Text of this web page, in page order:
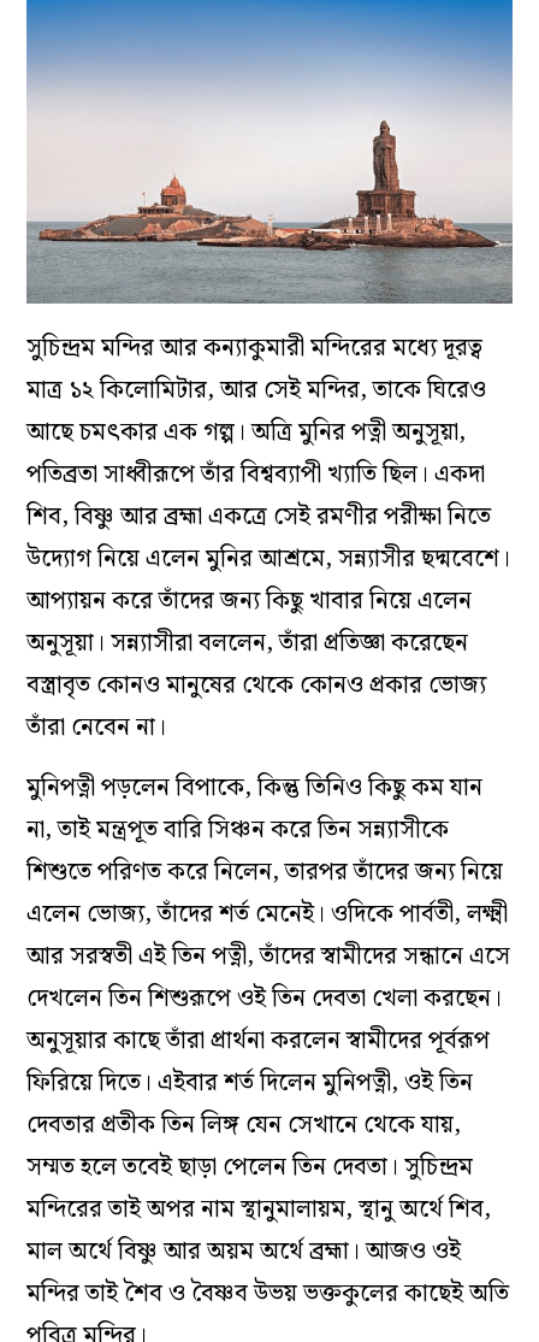
সুচিন্দ্রম মন্দির আর কন্যাকুমারী মন্দিরের মধ্যে দূরত্ব
মাত্র ১২ কিলোমিটার, আর সেই মন্দির, তাকে ঘিরেও
আছে চমৎকার এক গল্প। অত্রি মুনির পত্নী অনুসূয়া,
পতিব্রতা সাধ্বীরূপে তাঁর বিশ্বব্যাপী খ্যাতি ছিল। একদা
শিব, বিষ্ণু আর ব্রহ্মা একত্রে সেই রমণীর পরীক্ষা নিতে
উদ্যোগ নিয়ে এলেন মুনির আশ্রমে, সন্ন্যাসীর ছদ্মবেশে।
আপ্যায়ন করে তাঁদের জন্য কিছু খাবার নিয়ে এলেন
অনুসূয়া। সন্ন্যাসীরা বললেন, তাঁরা প্রতিজ্ঞা করেছেন
বস্ত্রাবৃত কোনও মানুষের থেকে কোনও প্রকার ভোজ্য
তাঁরা নেবেন না।
মুনিপত্নী পড়লেন বিপাকে, কিন্তু তিনিও কিছু কম যান
না, তাই মন্ত্রপূত বারি সিঞ্চন করে তিন সন্ন্যাসীকে
শিশুতে পরিণত করে নিলেন, তারপর তাঁদের জন্য নিয়ে
এলেন ভোজ্য, তাঁদের শর্ত মেনেই। ওদিকে পার্বতী, লক্ষ্মী
আর সরস্বতী এই তিন পত্নী, তাঁদের স্বামীদের সন্ধানে এসে
দেখলেন তিন শিশুরূপে ওই তিন দেবতা খেলা করছেন।
অনুসূয়ার কাছে তাঁরা প্রার্থনা করলেন স্বামীদের পূর্বরূপ
ফিরিয়ে দিতে। এইবার শর্ত দিলেন মুনিপত্নী, ওই তিন
দেবতার প্রতীক তিন লিঙ্গ যেন সেখানে থেকে যায়,
সম্মত হলে তবেই ছাড়া পেলেন তিন দেবতা। সুচিন্দ্রম
মন্দিরের তাই অপর নাম স্থানুমালায়ম, স্থানু অর্থে শিব,
মাল অর্থে বিষ্ণু আর অয়ম অর্থে ব্রহ্মা। আজও ওই
মন্দির তাই শৈব ও বৈষ্ণব উভয় ভক্তকুলের কাছেই অতি